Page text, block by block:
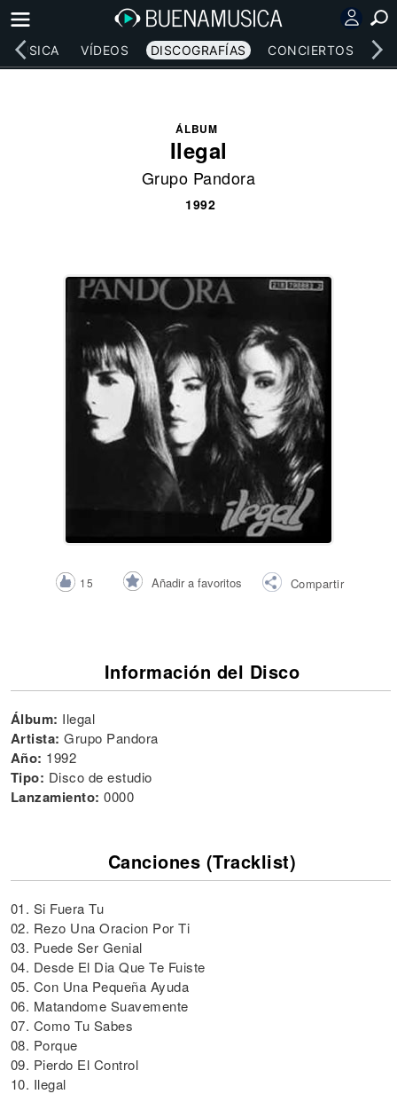
MÚSICA VÍDEOS DISCOGRAFÍAS CONCIERTOS
ÁLBUM
Ilegal
Grupo Pandora
1992
15 Añadir a favoritos Compartir
Información del Disco
Álbum: Ilegal
Artista: Grupo Pandora
Año: 1992
Tipo: Disco de estudio
Lanzamiento: 0000
Canciones (Tracklist)
01. Si Fuera Tu
02. Rezo Una Oracion Por Ti
03. Puede Ser Genial
04. Desde El Dia Que Te Fuiste
05. Con Una Pequeña Ayuda
06. Matandome Suavemente
07. Como Tu Sabes
08. Porque
09. Pierdo El Control
10. Ilegal